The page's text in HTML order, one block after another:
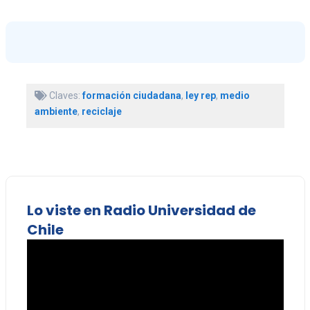
Claves:formación ciudadana, ley rep, medio
ambiente, reciclaje
Lo viste en Radio Universidad de
Chile